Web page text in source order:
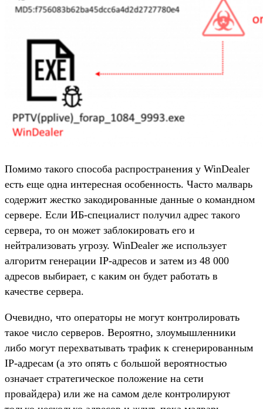
Помимо такого способа распространения у WinDealer
есть еще одна интересная особенность. Часто малварь
содержит жестко закодированные данные о командном
сервере. Если ИБ-специалист получил адрес такого
сервера, то он может заблокировать его и
нейтрализовать угрозу. WinDealer же использует
алгоритм генерации IP-адресов и затем из 48 000
адресов выбирает, с каким он будет работать в
качестве сервера.
Очевидно, что операторы не могут контролировать
такое число серверов. Вероятно, злоумышленники
либо могут перехватывать трафик к сгенерированным
IP-адресам (а это опять с большой вероятностью
означает стратегическое положение на сети
провайдера) или же на самом деле контролируют